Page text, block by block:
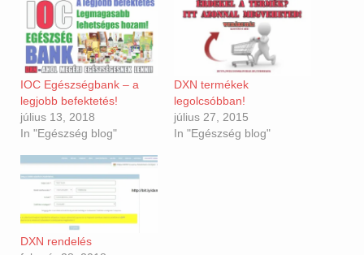
IOC Egészségbank – a
legjobb befektetés!
július 13, 2018
In "Egészség blog"
DXN termékek
legolcsóbban!
július 27, 2015
In "Egészség blog"
DXN rendelés